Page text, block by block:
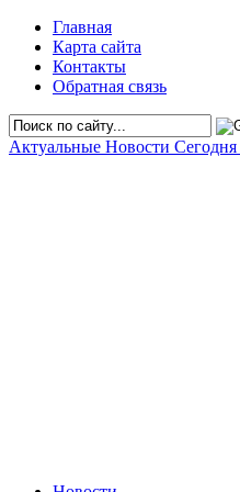
Главная
Карта сайта
Контакты
Обратная связь
Актуальные Новости Сегодня